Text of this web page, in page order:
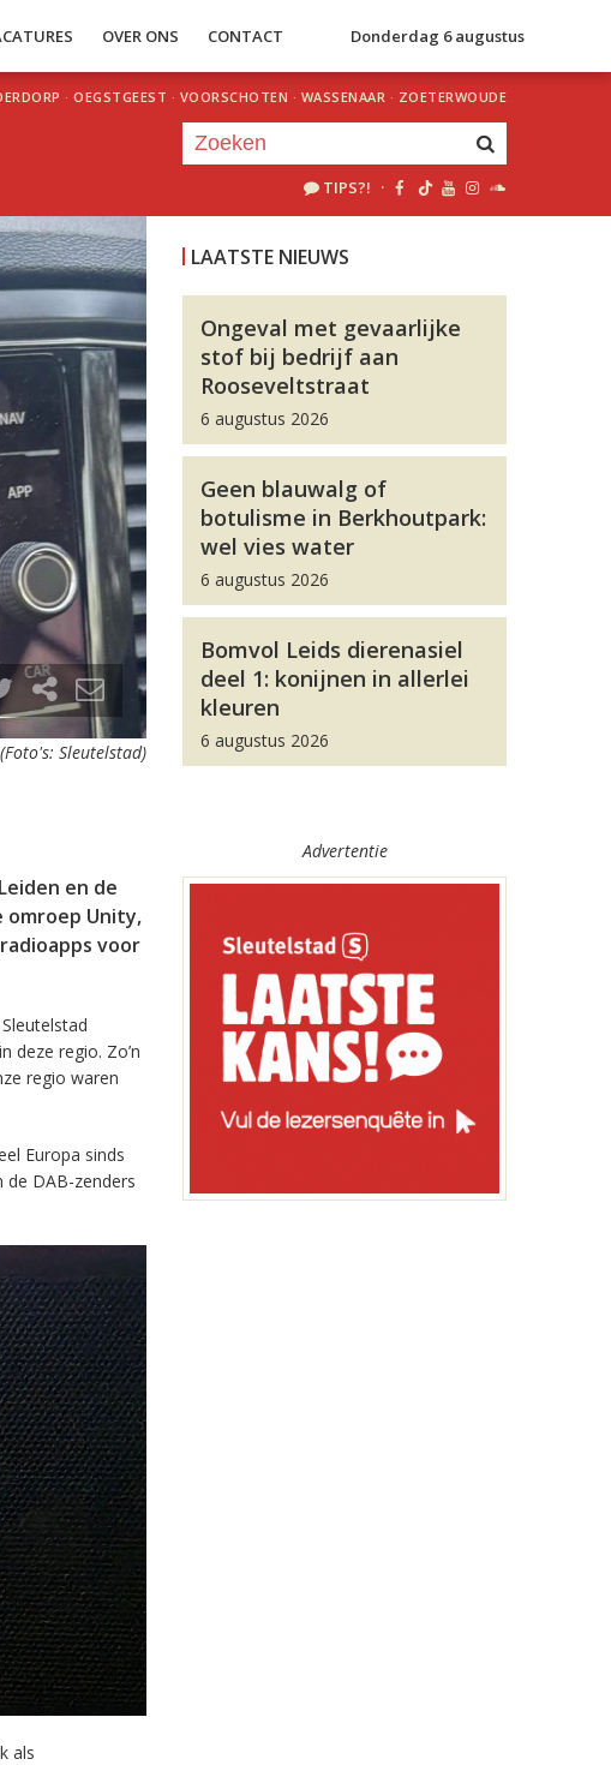
OVER ONS CONTACT Donderdag 6 augustus
· OEGSTGEEST · VOORSCHOTEN · WASSENAAR · ZOETERWOUDE
TIPS?! ·
Sleutelstad)
en de
omroep Unity,
voor
deze regio. Zo’n
regio waren
Europa sinds
DAB-zenders
als
LAATSTE NIEUWS
Ongeval met gevaarlijke
stof bij bedrijf aan
Rooseveltstraat
6 augustus 2026
Geen blauwalg of
botulisme in Berkhoutpark:
wel vies water
6 augustus 2026
Bomvol Leids dierenasiel
deel 1: konijnen in allerlei
kleuren
6 augustus 2026
Advertentie